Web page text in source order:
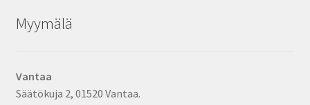
Myymälä
Vantaa
Säätökuja 2, 01520 Vantaa.